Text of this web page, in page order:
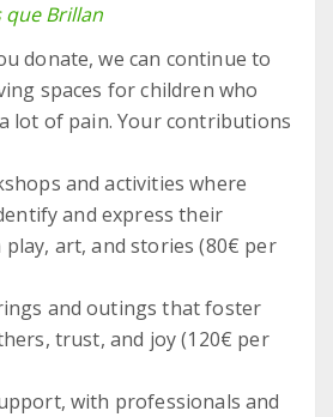
que Brillan
donate, we can continue to
spaces for children who
lot of pain. Your contributions
and activities where
and express their
art, and stories (80€ per
and outings that foster
trust, and joy (120€ per
with professionals and